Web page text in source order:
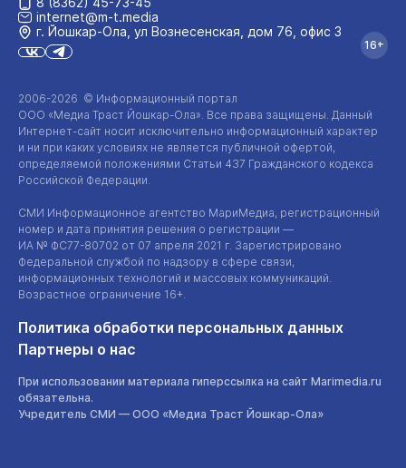
2006-2026 © Информационный портал
ООО «Медиа Траст Йошкар-Ола». Все права защищены. Данный
Интернет-сайт носит исключительно информационный характер
и ни при каких условиях не является публичной офертой,
определяемой положениями Статьи 437 Гражданского кодекса
Российской Федерации.
СМИ Информационное агентство МариМедиа, регистрационный
номер и дата принятия решения о регистрации —
ИА № ФС77-80702 от 07 апреля 2021 г. Зарегистрировано
Федеральной службой по надзору в сфере связи,
информационных технологий и массовых коммуникаций.
Возрастное ограничение 16+.
Политика обработки персональных данных
Партнеры о нас
При использовании материала гиперссылка на сайт Marimedia.ru
обязательна.
Учредитель СМИ — ООО «Медиа Траст Йошкар-Ола»
internet@m-t.media
г. Йошкар‑Ола, ул Вознесенская, дом 76, офис 3
16+